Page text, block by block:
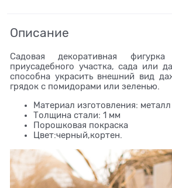
Описание
Садовая декоративная
приусадебного участка, сада или
способна украсить внешний вид
грядок с помидорами или зеленью.
Материал изготовления: металл
Толщина стали: 1 мм
Порошковая покраска
Цвет:черный,кортен.